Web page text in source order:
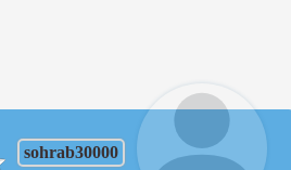
sohrab30000